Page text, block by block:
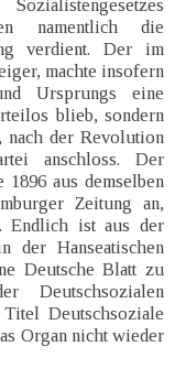
namentlich die
verdient. Der im
machte insofern
Ursprungs eine
blieb, sondern
der Revolution
anschloss. Der
aus demselben
Zeitung an,
Endlich ist aus der
der Hanseatischen
Deutsche Blatt zu
Deutschsozialen
Deutschsoziale
Organ nicht wieder